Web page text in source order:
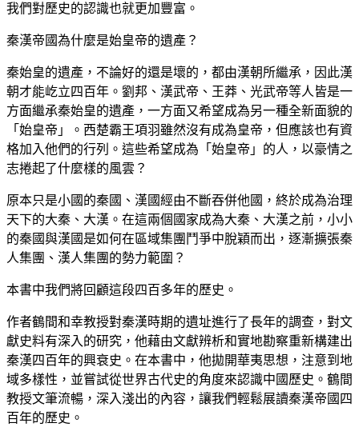
我們對歷史的認識也就更加豐富。
秦漢帝國為什麼是始皇帝的遺產？
秦始皇的遺產，不論好的還是壞的，都由漢朝所繼承，因此漢
朝才能屹立四百年。劉邦、漢武帝、王莽、光武帝等人皆是一
方面繼承秦始皇的遺產，一方面又希望成為另一種全新面貌的
「始皇帝」。西楚霸王項羽雖然沒有成為皇帝，但應該也有資
格加入他們的行列。這些希望成為「始皇帝」的人，以豪情之
志捲起了什麼樣的風雲？
原本只是小國的秦國、漢國經由不斷吞併他國，終於成為治理
天下的大秦、大漢。在這兩個國家成為大秦、大漢之前，小小
的秦國與漢國是如何在區域集團鬥爭中脫穎而出，逐漸擴張秦
人集團、漢人集團的勢力範圍？
本書中我們將回顧這段四百多年的歷史。
作者鶴間和幸教授對秦漢時期的遺址進行了長年的調查，對文
獻史料有深入的研究，他藉由文獻辨析和實地勘察重新構建出
秦漢四百年的興衰史。在本書中，他拋開華夷思想，注意到地
域多樣性，並嘗試從世界古代史的角度來認識中國歷史。鶴間
教授文筆流暢，深入淺出的內容，讓我們輕鬆展讀秦漢帝國四
百年的歷史。